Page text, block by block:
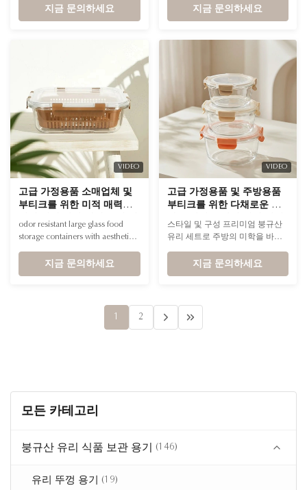
을 받아 가장 엄격한 식품 안전 규
정을 즉각적으로 준수합니다.
지금 문의하세요
납 공간과 세련된 디자인을 결합
하여 스타일을 중시하는 쇼핑객의
지금 문의하세요
VIDEO
고급 가정용품 소매업체 및
부티크를 위한 미적 매력을
지닌 냄새 방지 대형 유리 식
품 보관 용기
odor resistant large glass food
storage containers with aesthetic
Retailers & Boutiques Product
Name Glass Food Storage
Basket Color Customized Key
지금 문의하세요
VIDEO
고급 가정용품 및 주방용품
부티크를 위한 다채로운 상
자 포장이 포함된 냄새 방지
붕규산 유리 용기 세트
스타일 및 구성 프리미엄 붕규산
유리 세트로 주방의 미학을 바꿔
게 포장된 이 세트는 세련되고 체
계적이며 건강한 식료품 저장실
지금 문의하세요
1 2
모든 카테고리
붕규산 유리 식품 보관 용기 (146)
유리 뚜껑 용기 (19)